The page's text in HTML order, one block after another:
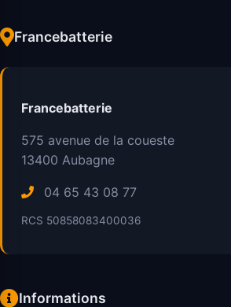
Francebatterie
Francebatterie
575 avenue de la coueste
13400 Aubagne
04 65 43 08 77
RCS 50858083400036
Informations